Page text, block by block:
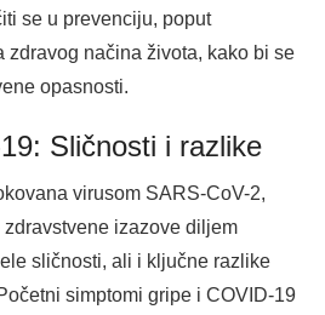
se u prevenciju, poput
načina života, kako bi se
opasnosti.
Sličnosti i razlike
virusom SARS-CoV-2,
izazove diljem
sličnosti, ali i ključne razlike
simptomi gripe i COVID-19